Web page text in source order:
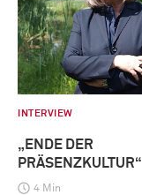
INTERVIEW
„ENDE DER
PRÄSENZKULTUR“
4 Min